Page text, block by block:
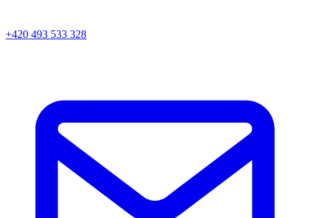
+420 493 533 328